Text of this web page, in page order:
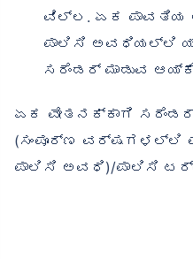
ವಿಲ್ಲ. ಏಕ ಪಾವತಿಯ
ಪಾಲಿಸಿ ಅವಧಿಯಲ್ಲಿ
ಸರೆಂಡರ್ ಮಾಡುವ
ಏಕ ವೇತನಕ್ಕಾಗಿ
(ಸಂಪೂರ್ಣ ವರ್ಷಗಳಲ್ಲಿ
ಪಾಲಿಸಿ ಅವಧಿ)/ಪಾಲಿಸಿ